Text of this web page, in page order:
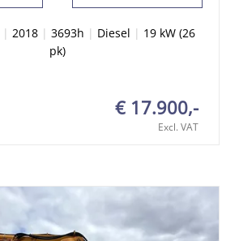
| 2018 | 3693h | Diesel | 19 kW (26
pk)
€ 17.900,-
Excl. VAT